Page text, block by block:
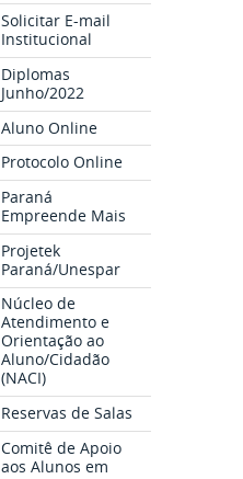
Solicitar E-mail
Institucional
Diplomas
Junho/2022
Aluno Online
Protocolo Online
Paraná
Empreende Mais
Projetek
Paraná/Unespar
Núcleo de
Atendimento e
Orientação ao
Aluno/Cidadão
(NACI)
Reservas de Salas
Comitê de Apoio
aos Alunos em